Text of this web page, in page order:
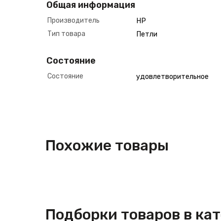
Общая информация
Производитель
HP
Тип товара
Петли
Состояние
Состояние удовлетворительное
Похожие товары
Подборки товаров в